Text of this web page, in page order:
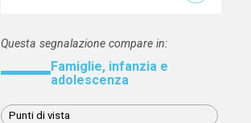
Questa segnalazione compare in:
Famiglie, infanzia e
adolescenza
Punti di vista